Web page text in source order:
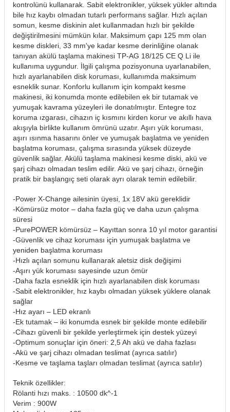
kontrolünü kullanarak. Sabit elektronikler, yüksek yükler altında
bile hız kaybı olmadan tutarlı performans sağlar. Hızlı açılan
somun, kesme diskinin alet kullanmadan hızlı bir şekilde
değiştirilmesini mümkün kılar. Maksimum çapı 125 mm olan
kesme diskleri, 33 mm'ye kadar kesme derinliğine olanak
tanıyan akülü taşlama makinesi TP-AG 18/125 CE Q Li ile
kullanıma uygundur. İlgili çalışma pozisyonuna uyarlanabilen,
hızlı ayarlanabilen disk koruması, kullanımda maksimum
esneklik sunar. Konforlu kullanım için kompakt kesme
makinesi, iki konumda monte edilebilen ek bir tutamak ve
yumuşak kavrama yüzeyleri ile donatılmıştır. Entegre toz
koruma ızgarası, cihazın iç kısmını kirden korur ve akıllı hava
akışıyla birlikte kullanım ömrünü uzatır. Aşırı yük koruması,
aşırı ısınma hasarını önler ve yumuşak başlatma ve yeniden
başlatma koruması, çalışma sırasında yüksek düzeyde
güvenlik sağlar. Akülü taşlama makinesi kesme diski, akü ve
şarj cihazı olmadan teslim edilir. Akü ve şarj cihazı, örneğin
pratik bir başlangıç seti olarak ayrı olarak temin edilebilir.
-Power X-Change ailesinin üyesi, 1x 18V akü gereklidir
-Kömürsüz motor – daha fazla güç ve daha uzun çalışma
süresi
-PurePOWER kömürsüz – Kayıttan sonra 10 yıl motor garantisi
-Güvenlik ve cihaz koruması için yumuşak başlatma ve
yeniden başlatma koruması
-Hızlı açılan somunu kullanarak aletsiz disk değişimi
-Aşırı yük koruması sayesinde uzun ömür
-Daha fazla esneklik için hızlı ayarlanabilen disk koruması
-Sabit elektronikler, hız kaybı olmadan yüksek yüklere olanak
sağlar
-Hız ayarı – LED ekranlı
-Ek tutamak – iki konumda esnek bir şekilde monte edilebilir
-Cihazı güvenli bir şekilde yerleştirmek için destek yüzeyi
-Optimum sonuçlar için öneri: 2,5 Ah akü ve daha fazlası
-Akü ve şarj cihazı olmadan teslimat (ayrıca satılır)
-Kesme ve taşlama taşları olmadan teslimat (ayrıca satılır)
Teknik özellikler:
Rölanti hızı maks. : 10500 dk^-1
Verim : 900W